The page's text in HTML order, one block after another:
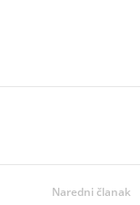
Naredni članak